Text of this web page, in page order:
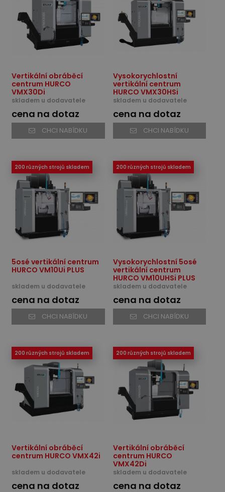
Vertikální obráběcí
centrum HURCO
VMX30Di
skladem u dodavatele
cena na dotaz
CHCI NABÍDKU
Vysokorychlostní
vertikální centrum
HURCO VMX30HSi
skladem u dodavatele
cena na dotaz
CHCI NABÍDKU
200 různých strojů skladem
5osé vertikální centrum
HURCO VM10Ui PLUS
skladem u dodavatele
cena na dotaz
CHCI NABÍDKU
200 různých strojů skladem
Vysokorychlostní 5osé
vertikální centrum
HURCO VM10UHSi PLUS
skladem u dodavatele
cena na dotaz
CHCI NABÍDKU
200 různých strojů skladem
Vertikální obráběcí
centrum HURCO VMX42i
skladem u dodavatele
cena na dotaz
200 různých strojů skladem
Vertikální obráběcí
centrum HURCO
VMX42Di
skladem u dodavatele
cena na dotaz